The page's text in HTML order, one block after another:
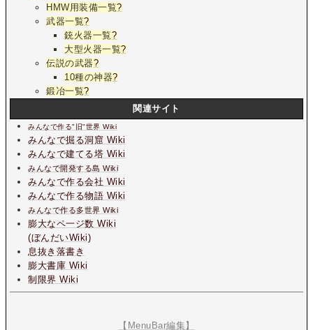
HMW用装備一覧?
武器一覧?
銃火器一覧?
大型火器一覧?
伝説の武器?
10種の神器?
鍛冶一覧?
関連サイト
みんなで作る"旧"世界 Wiki
みんなで掘る洞窟 Wiki
みんなで建てる塔 Wiki
みんなで開発する島 Wiki
みんなで作る会社 Wiki
みんなで作る物語 Wiki
みんなで作る多世界 Wiki
膨大なペ一ジ数 Wiki
(ぼんだいWiki)
息抜き落書き
膨大書庫 Wiki
制限界 Wiki
【MenuBar編集】